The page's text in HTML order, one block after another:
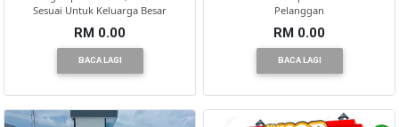
Sesuai Untuk Keluarga Besar
RM 0.00
BACA LAGI
Pelanggan
RM 0.00
BACA LAGI